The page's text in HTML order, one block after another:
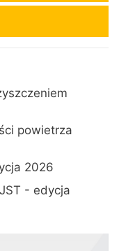
powietrza
2026
- edycja